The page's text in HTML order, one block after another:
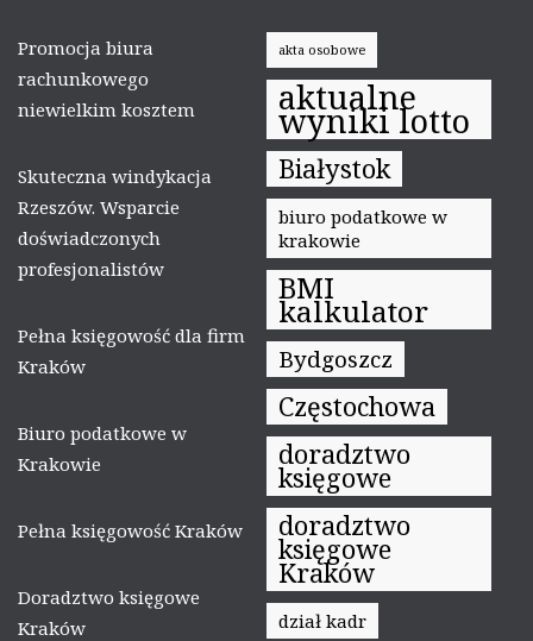
Promocja biura
rachunkowego
niewielkim kosztem
Skuteczna windykacja
Rzeszów. Wsparcie
doświadczonych
profesjonalistów
Pełna księgowość dla firm
Kraków
Biuro podatkowe w
Krakowie
Pełna księgowość Kraków
Doradztwo księgowe
Kraków
akta osobowe
aktualne
wyniki lotto
Białystok
biuro podatkowe w
krakowie
BMI
kalkulator
Bydgoszcz
Częstochowa
doradztwo
księgowe
doradztwo
księgowe
Kraków
dział kadr